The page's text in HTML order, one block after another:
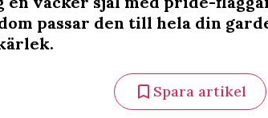
passar den till hela din
Spara artikel